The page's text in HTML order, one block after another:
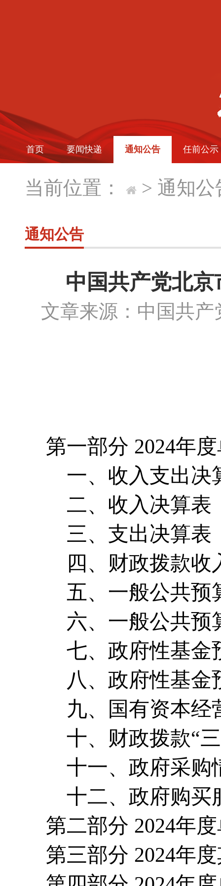
首页 要闻快递 通知公告 任前公示
当前位置： > 通知公
通知公告
中国共产党北
文章来源：中国
第一部分 2024年
一、收入支出决
二、收入决算表
三、支出决算表
四、财政拨款
五、一般公共预
六、一般公共预
七、政府性基金
八、政府性基
九、国有资本经
十、财政拨款“
十一、政府采购
十二、政府购买
第二部分 2024年
第三部分 2024年